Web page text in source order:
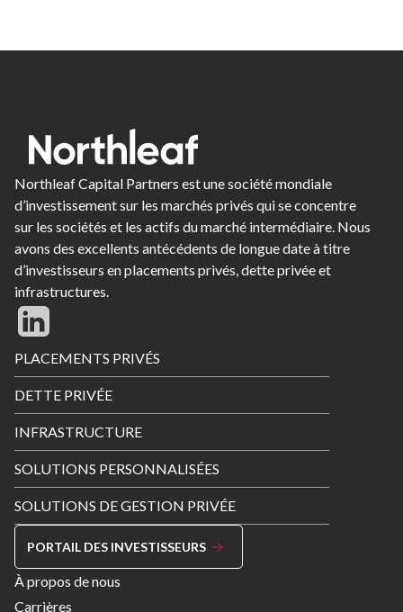
Northleaf Capital Partners est une société mondiale
d’investissement sur les marchés privés qui se concentre
sur les sociétés et les actifs du marché intermédiaire. Nous
avons des excellents antécédents de longue date à titre
d’investisseurs en placements privés, dette privée et
infrastructures.
Footer
Menu
PLACEMENTS PRIVÉS
DETTE PRIVÉE
INFRASTRUCTURE
SOLUTIONS PERSONNALISÉES
SOLUTIONS DE GESTION PRIVÉE
PORTAIL DES INVESTISSEURS
Footer
Menu
À propos de nous
Carrières